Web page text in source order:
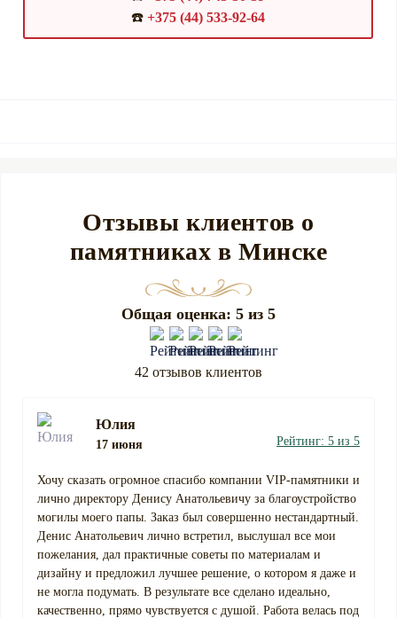
☎️ +375 (44) 533-92-64
Отзывы клиентов о
памятниках в Минске
Общая оценка: 5 из 5
42 отзывов клиентов
Юлия
17 июня Рейтинг: 5 из 5
Хочу сказать огромное спасибо компании VIP-памятники и
лично директору Денису Анатольевичу за благоустройство
могилы моего папы. Заказ был совершенно нестандартный.
Денис Анатольевич лично встретил, выслушал все мои
пожелания, дал практичные советы по материалам и
дизайну и предложил лучшее решение, о котором я даже и
не могла подумать. В результате все сделано идеально,
качественно, прямо чувствуется с душой. Работа велась под